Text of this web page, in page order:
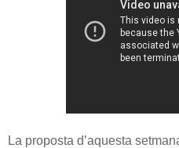
La proposta d’aquesta